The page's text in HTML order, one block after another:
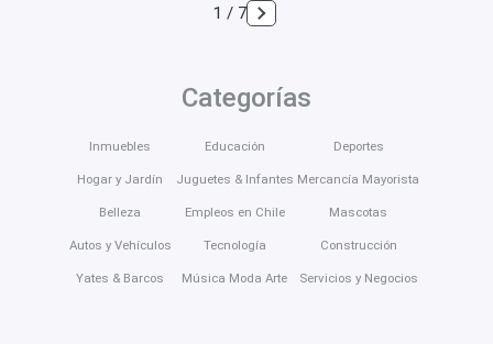
1 / 7
Categorías
Inmuebles
Hogar y Jardín
Belleza
Autos y Vehículos
Yates & Barcos
Educación
Juguetes & Infantes
Empleos en Chile
Tecnología
Música Moda Arte
Deportes
Mercancía Mayorista
Mascotas
Construcción
Servicios y Negocios